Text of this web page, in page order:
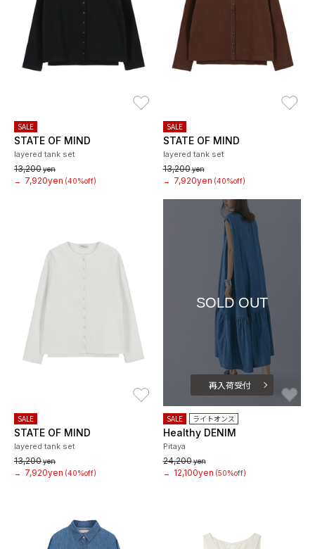
SALE
STATE OF MIND
layered tank set
13,200yen
→
7,920yen (40%off)
SALE
STATE OF MIND
layered tank set
13,200yen
→
7,920yen (40%off)
SALE
STATE OF MIND
layered tank set
13,200yen
→
7,920yen (40%off)
SOLD OUT
再入荷受付
SALE ライトオンス
Healthy DENIM
Pitaya
24,200yen
→
12,100yen (50%off)